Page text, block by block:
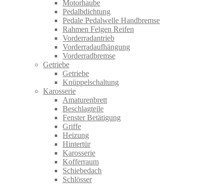
Motorhaube
Pedalbdichtung
Pedale Pedalwelle Handbremse
Rahmen Felgen Reifen
Vorderradantrieb
Vorderradaufhängung
Vorderradbremse
Getriebe
Getriebe
Knüppelschaltung
Karosserie
Amaturenbrett
Beschlagteile
Fenster Betätigung
Griffe
Heizung
Hintertür
Karosserie
Kofferraum
Schiebedach
Schlösser